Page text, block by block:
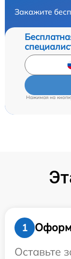
Закажите
Нажимая на
1
Оставьте